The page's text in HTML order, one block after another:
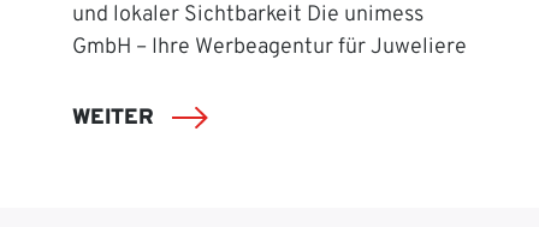
und lokaler Sichtbarkeit Die unimess
GmbH – Ihre Werbeagentur für Juweliere
WEITER